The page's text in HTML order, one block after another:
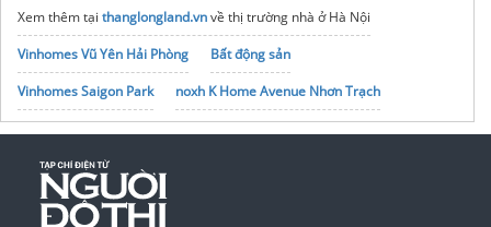
Xem thêm tại thanglongland.vnvề thị trường nhà ở Hà Nội
Vinhomes Vũ Yên Hải Phòng
Bất động sản
Vinhomes Saigon Park
noxh K Home Avenue Nhơn Trạch
Tập đoàn Bcons Group
nhà thầu cầu thang nhà việt